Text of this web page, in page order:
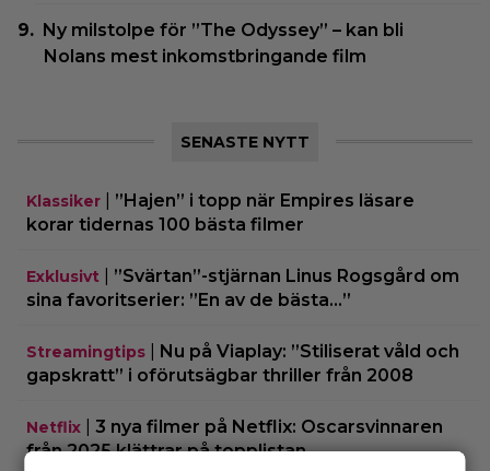
Ny milstolpe för ”The Odyssey” – kan bli
Nolans mest inkomstbringande film
SENASTE NYTT
Klassiker
”Hajen” i topp när Empires läsare
korar tidernas 100 bästa filmer
Exklusivt
”Svärtan”-stjärnan Linus Rogsgård om
sina favoritserier: ”En av de bästa…”
Streamingtips
Nu på Viaplay: ”Stiliserat våld och
gapskratt” i oförutsägbar thriller från 2008
Netflix
3 nya filmer på Netflix: Oscarsvinnaren
från 2025 klättrar på topplistan